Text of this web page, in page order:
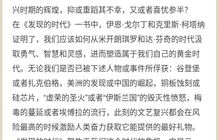
兴时期的辉煌，抑或重蹈其不幸，又或者喜忧参半？
在《发现的时代》一书中，伊恩·戈尔丁和克里斯·柯塔纳
证明了，我们应该如何从米开朗琪罗和达·芬奇的时代汲
取勇气、智慧和灵感，进而塑造属于我们自己的黄金时
代。无论我们是否已被下述人物或事件所俘获：谷登堡
或者扎克伯格，美洲的发现或中国的崛起，铜板蚀刻或
硅芯片，“虚荣的圣火”或者“伊斯兰国”的毁灭性愤怒，梅
毒的蔓延或者埃博拉的流行，此刻的文艺复兴都会在风
险最高的时候激励人类奋力获取它能提供的最好礼物。